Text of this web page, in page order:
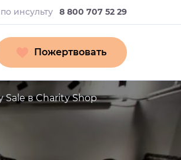
по инсульту 8 800 707 52 29
Пожертвовать
в Charity Shop